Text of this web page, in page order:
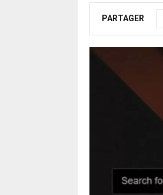
PARTAGER